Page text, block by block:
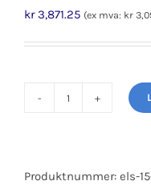
kr3,871.25 (ex mva: kr
antall
Produktnummer: els-